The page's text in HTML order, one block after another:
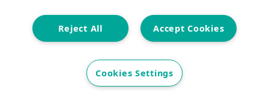
seguridad te ofrece la tranquilidad que tú y los tuyos
merecéis.~~Si buscas un hogar listo para entrar a vivir,
inolvidables, esta puede ser la oportunidad que
estabas esperando.~~Ven a descubrirlo. Porque el
hogar que siempre has imaginado puede estar mucho
Accept Cookies
Reject All
Cookies Settings